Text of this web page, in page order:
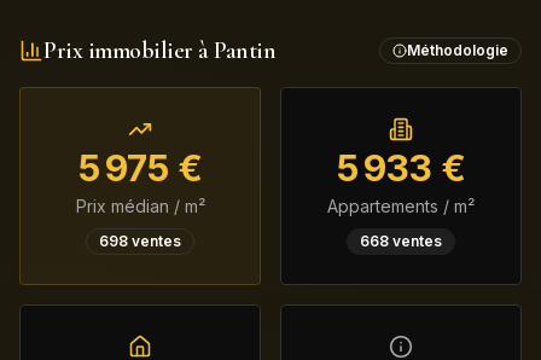
Prix immobilier à Pantin Méthodologie
5 975 €
Prix médian / m²
698 ventes
5 933 €
Appartements / m²
668 ventes